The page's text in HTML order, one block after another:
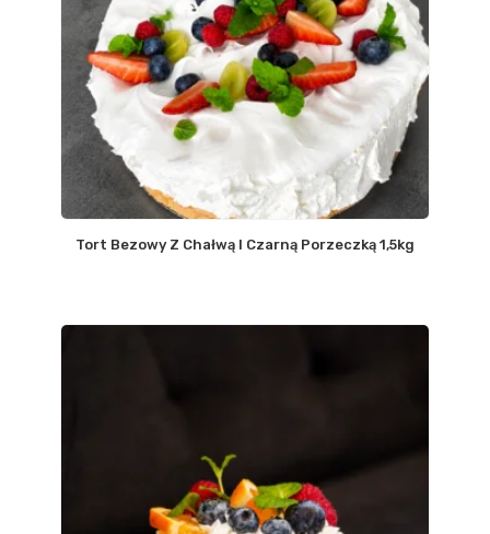
Tort Bezowy Z Chałwą I Czarną Porzeczką 1,5kg